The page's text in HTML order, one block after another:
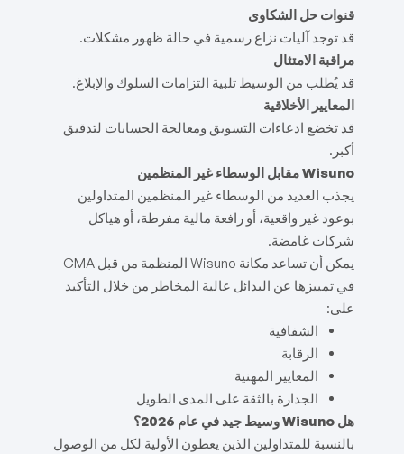
قنوات حل الشكاوى
قد توجد آليات نزاع رسمية في حالة ظهور مشكلات.
مراقبة الامتثال
قد يُطلب من الوسيط تلبية التزامات السلوك والإبلاغ.
المعايير الأخلاقية
قد تخضع ادعاءات التسويق ومعالجة الحسابات لتدقيق
أكبر.
Wisuno مقابل الوسطاء غير المنظمين
يجذب العديد من الوسطاء غير المنظمين المتداولين
بوعود غير واقعية، أو رافعة مالية مفرطة، أو هياكل
شركات غامضة.
يمكن أن تساعد مكانة Wisuno المنظمة من قبل CMA
في تمييزها عن البدائل عالية المخاطر من خلال التأكيد
على:
الشفافية
الرقابة
المعايير المهنية
الجدارة بالثقة على المدى الطويل
هل Wisuno وسيط جيد في عام 2026؟
بالنسبة للمتداولين الذين يعطون الأولية لكل من الوصول